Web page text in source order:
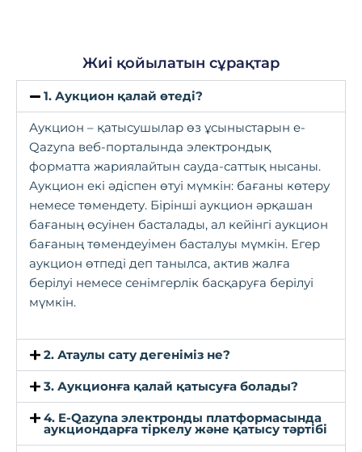
Жиі қойылатын сұрақтар
1. Аукцион қалай өтеді?
Аукцион – қатысушылар өз ұсыныстарын e-
Qazyna веб-порталында электрондық
форматта жариялайтын сауда-саттық нысаны.
Аукцион екі әдіспен өтуі мүмкін: бағаны көтеру
немесе төмендету. Бірінші аукцион әрқашан
бағаның өсуінен басталады, ал кейінгі аукцион
бағаның төмендеуімен басталуы мүмкін. Егер
аукцион өтпеді деп танылса, актив жалға
берілуі немесе сенімгерлік басқаруға берілуі
мүмкін.
2. Атаулы сату дегеніміз не?
3. Аукционға қалай қатысуға болады?
4. E-Qazyna электронды платформасында
аукциондарға тіркелу және қатысу тәртібі